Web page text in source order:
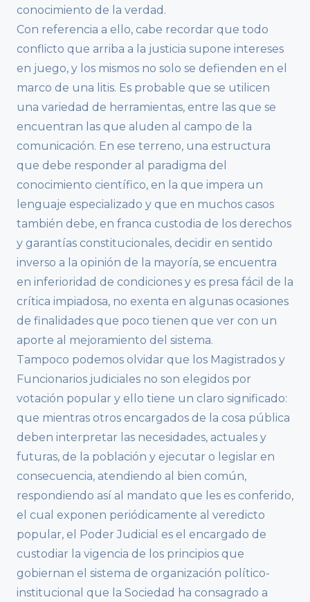
conocimiento de la verdad.
Con referencia a ello, cabe recordar que todo
conflicto que arriba a la justicia supone intereses
en juego, y los mismos no solo se defienden en el
marco de una litis. Es probable que se utilicen
una variedad de herramientas, entre las que se
encuentran las que aluden al campo de la
comunicación. En ese terreno, una estructura
que debe responder al paradigma del
conocimiento científico, en la que impera un
lenguaje especializado y que en muchos casos
también debe, en franca custodia de los derechos
y garantías constitucionales, decidir en sentido
inverso a la opinión de la mayoría, se encuentra
en inferioridad de condiciones y es presa fácil de la
crítica impiadosa, no exenta en algunas ocasiones
de finalidades que poco tienen que ver con un
aporte al mejoramiento del sistema.
Tampoco podemos olvidar que los Magistrados y
Funcionarios judiciales no son elegidos por
votación popular y ello tiene un claro significado:
que mientras otros encargados de la cosa pública
deben interpretar las necesidades, actuales y
futuras, de la población y ejecutar o legislar en
consecuencia, atendiendo al bien común,
respondiendo así al mandato que les es conferido,
el cual exponen periódicamente al veredicto
popular, el Poder Judicial es el encargado de
custodiar la vigencia de los principios que
gobiernan el sistema de organización político-
institucional que la Sociedad ha consagrado a